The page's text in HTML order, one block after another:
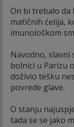
On bi trebalo
matičnih ćelija,
imunološkom
Navodno, slavni
bolnici u Parizu
doživio tešku
povrede glave.
O stanju
tada se se jako